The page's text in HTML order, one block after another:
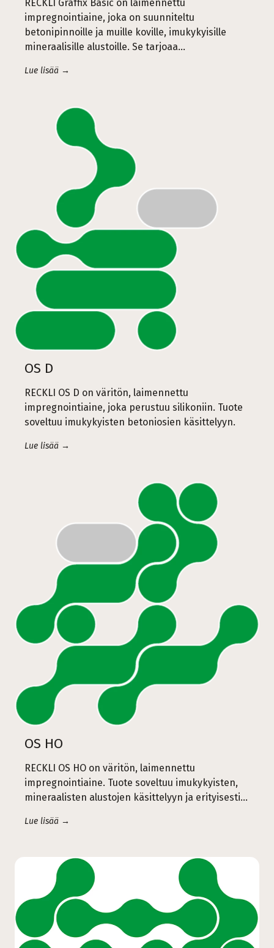
RECKLI Graffix Basic on laimennettu
impregnointiaine, joka on suunniteltu
betonipinnoille ja muille koville, imukykyisille
mineraalisille alustoille. Se tarjoaa...
Lue lisää →
OS D
RECKLI OS D on väritön, laimennettu
impregnointiaine, joka perustuu silikoniin. Tuote
soveltuu imukykyisten betoniosien käsittelyyn.
Lue lisää →
OS HO
RECKLI OS HO on väritön, laimennettu
impregnointiaine. Tuote soveltuu imukykyisten,
mineraalisten alustojen käsittelyyn ja erityisesti...
Lue lisää →